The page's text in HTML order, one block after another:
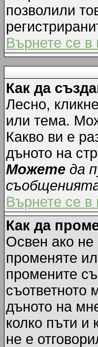
позволили
Върнете се в
Как да
Лесно,
или тема.
Какво ви е
дъното на
Можете да
Върнете се в
Как да
Освен ако не
променяте
промените
съответното
дъното на
колко пъти и
не е